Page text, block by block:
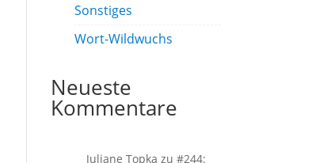
Sonstiges
Wort-Wildwuchs
Neueste
Kommentare
Juliane Topka zu#244: